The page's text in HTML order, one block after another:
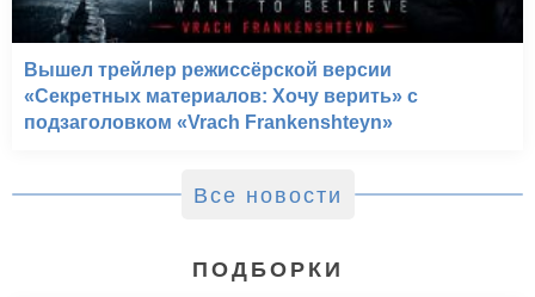
Вышел трейлер режиссёрской версии
«Секретных материалов: Хочу верить» с
подзаголовком «Vrach Frankenshteyn»
Все новости
ПОДБОРКИ